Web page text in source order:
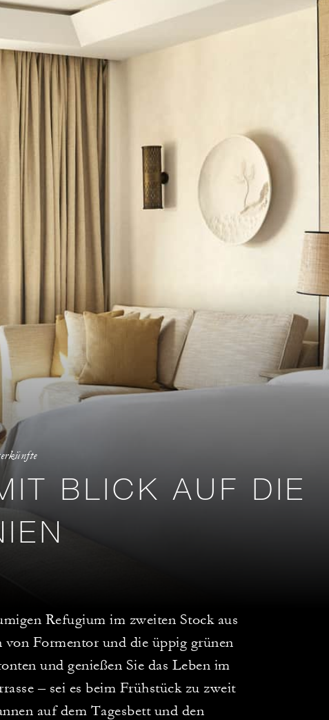
BLICK AUF DIE
Refugium im zweiten Stock aus
von Formentor und die üppig grünen
und genießen Sie das Leben im
– sei es beim Frühstück zu zweit
auf dem Tagesbett und den